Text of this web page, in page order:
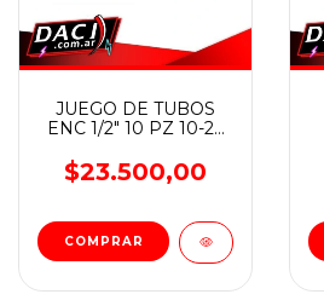
JUEGO DE TUBOS
ENC 1/2" 10 PZ 10-24
$23.500,00